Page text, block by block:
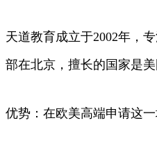
天道教育成立于2002年，
部在北京，擅长的国家是美
优势：在欧美高端申请这一